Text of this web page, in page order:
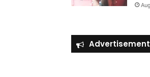
Advertisement